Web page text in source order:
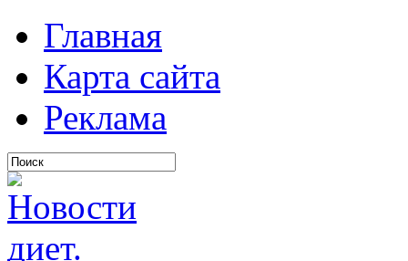
Главная
Карта сайта
Реклама